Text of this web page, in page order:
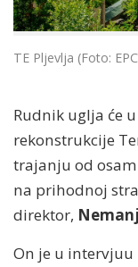
TE Pljevlja (Foto:
Rudnik uglja će
rekonstrukcije
trajanju od
na prihodnoj
direktor,
On je u intervjuu